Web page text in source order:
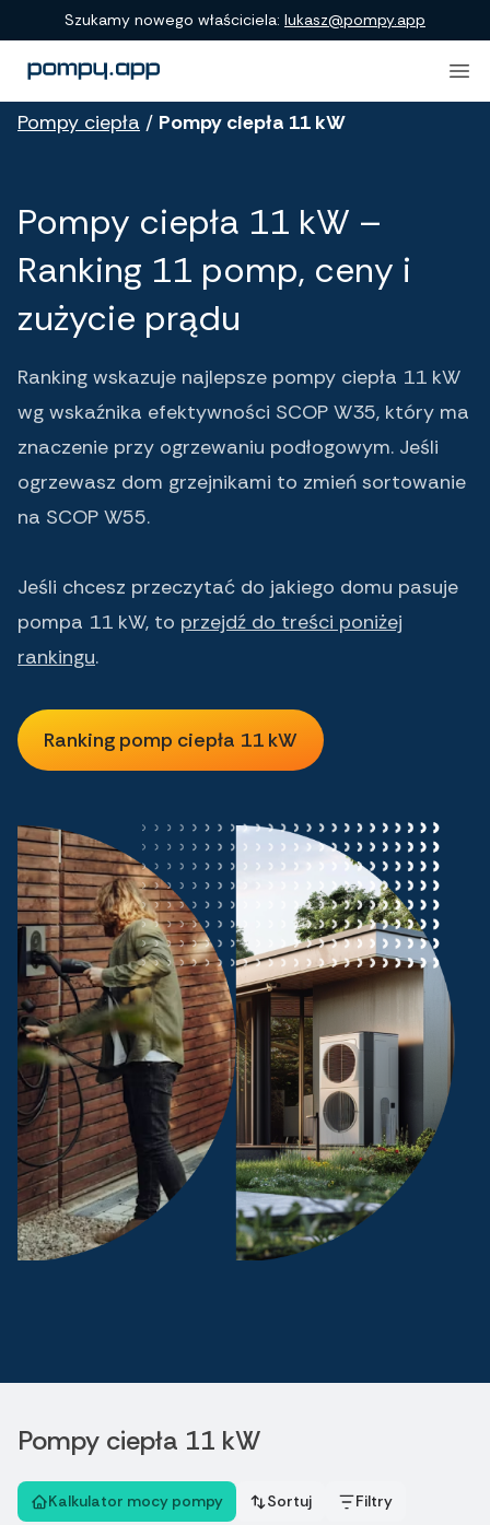
Porównanie produktów
Szukamy nowego właściciela: lukasz@pompy.app
Pompy ciepła / Pompy ciepła 11 kW
Pompy ciepła 11 kW –
Ranking 11 pomp, ceny i
zużycie prądu
Ranking wskazuje najlepsze pompy ciepła 11 kW
wg wskaźnika efektywności SCOP W35, który ma
znaczenie przy ogrzewaniu podłogowym. Jeśli
ogrzewasz dom grzejnikami to zmień sortowanie
na SCOP W55.
Jeśli chcesz przeczytać do jakiego domu pasuje
pompa 11 kW, to przejdź do treści poniżej
rankingu.
Ranking pomp ciepła 11 kW
Ranking pomp ciepła 11 kW
Pompy ciepła 11 kW
Kalkulator mocy pompy Sortuj Filtry